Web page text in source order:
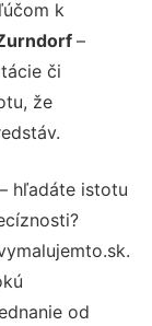
k
–
či
že
– hľadáte istotu
od